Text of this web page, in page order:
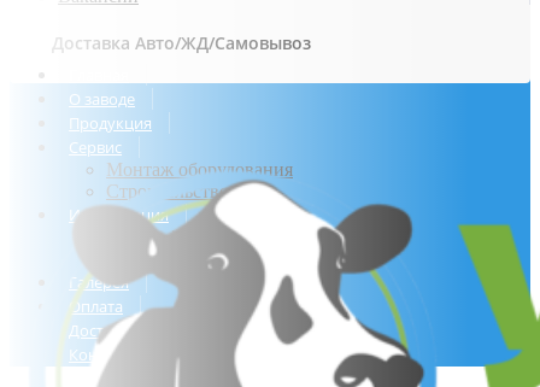
О заводе
Продукция
Сервис
Монтаж оборудования
Строительство ферм
Информация
Статьи / Новости
Политика конфиденциальности
Галерея
Оплата
Доставка
Контакты
Доставка Авто/ЖД/Самовывоз